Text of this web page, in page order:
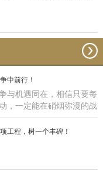
中前行！
与机遇同在，相信只要每
，一定能在硝烟弥漫的战
防水：一直在竞争中前
工程，树一个丰碑！